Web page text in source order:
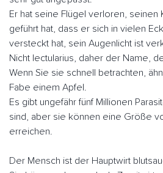
Er hat seine Flügel verloren, seinen
geführt hat, dass er sich in vielen
versteckt hat, sein Augenlicht ist
Nicht lectularius, daher der Name,
Wenn Sie sie schnell betrachten,
Fabe einem Apfel.
Es gibt ungefähr fünf Millionen
sind, aber sie können eine Größe
erreichen.
Der Mensch ist der Hauptwirt